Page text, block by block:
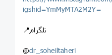
igshid=YmMyMTA2M2Y=
📍تلگرام
@dr_soheiltaheri